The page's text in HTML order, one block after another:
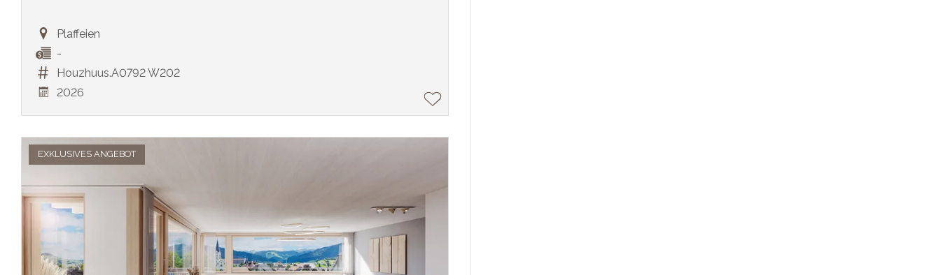
Plaffeien
-
Houzhuus.A0792 W202
2026
EXKLUSIVES ANGEBOT